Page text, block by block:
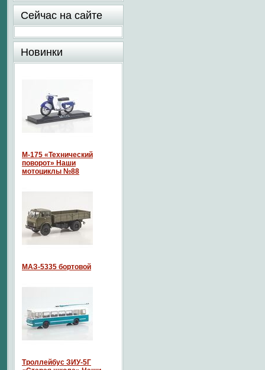
Сейчас на сайте
Новинки
М-175 «Технический
поворот» Наши
мотоциклы №88
МАЗ-5335 бортовой
Троллейбус ЗИУ-5Г